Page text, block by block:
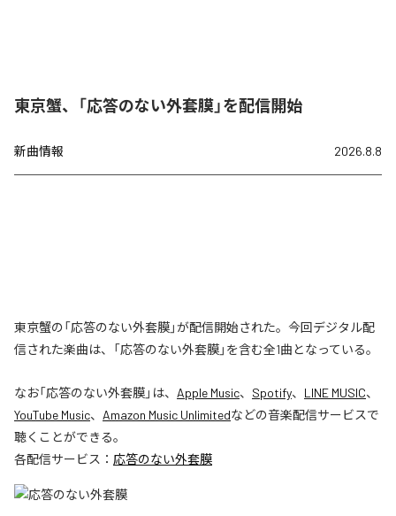
東京蟹、「応答のない外套膜」を配信開始
新曲情報 2026.8.8
東京蟹の「応答のない外套膜」が配信開始された。今回デジタル配
信された楽曲は、「応答のない外套膜」を含む全1曲となっている。
なお「応答のない外套膜」は、 Apple Music、 Spotify、 LINE MUSIC、
YouTube Music、 Amazon Music Unlimitedなどの音楽配信サービスで
聴くことができる。
各配信サービス： 応答のない外套膜